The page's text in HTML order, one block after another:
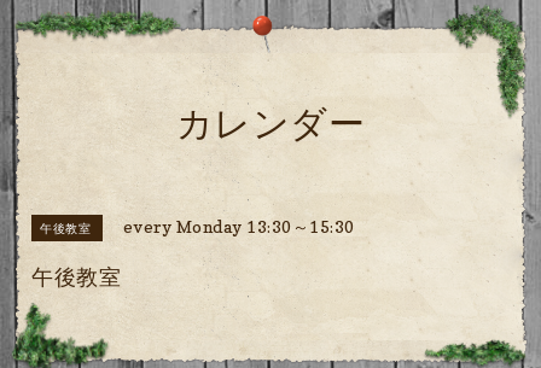
カレンダー
午後教室 every Monday 13:30～15:30
午後教室